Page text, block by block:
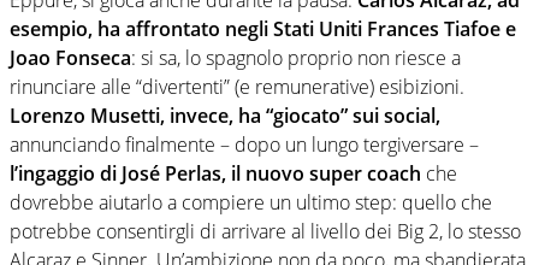
curve
esempio, ha affrontato negli Stati Uniti Frances Tiafoe e
Joao Fonseca: si sa, lo spagnolo proprio non riesce a
rinunciare alle “divertenti” (e remunerative) esibizioni.
Lorenzo Musetti, invece, ha “giocato” sui social,
annunciando finalmente – dopo un lungo tergiversare –
l’ingaggio di José Perlas, il nuovo super coach che
dovrebbe aiutarlo a compiere un ultimo step: quello che
potrebbe consentirgli di arrivare al livello dei Big 2, lo stesso